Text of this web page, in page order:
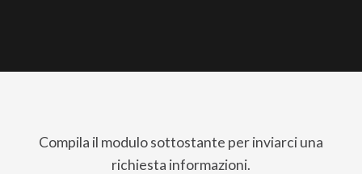
Compila il modulo sottostante per inviarci una
richiesta informazioni.